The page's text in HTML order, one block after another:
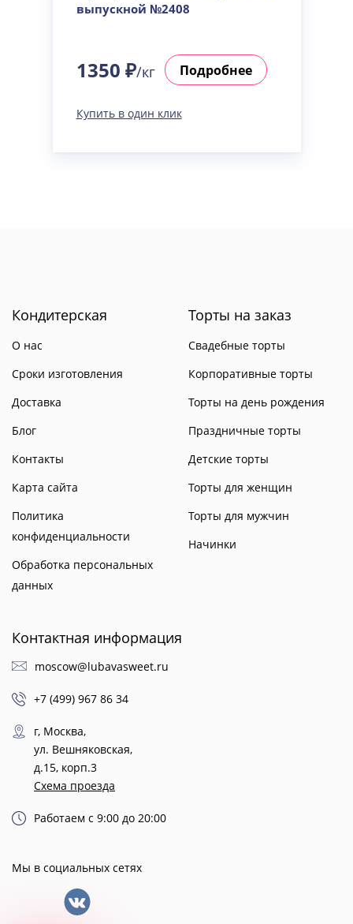
выпускной №2408
1350 ₽/кг Подробнее
Купить в один клик
Кондитерская
О нас
Сроки изготовления
Доставка
Блог
Контакты
Карта сайта
Политика
конфиденциальности
Обработка персональных
данных
Торты на заказ
Свадебные торты
Корпоративные торты
Торты на день рождения
Праздничные торты
Детские торты
Торты для женщин
Торты для мужчин
Начинки
Контактная информация
moscow@lubavasweet.ru
+7 (499) 967 86 34
г, Москва,
ул. Вешняковская,
д.15, корп.3
Схема проезда
Работаем с 9:00 до 20:00
Мы в социальных сетях